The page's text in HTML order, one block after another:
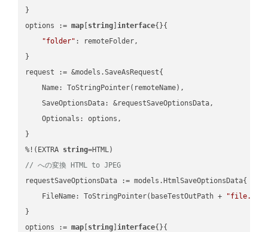
}
options := map string ]interface{}{
"folder" : remoteFolder,
}
request := &models.SaveAsRequest{
    Name: ToStringPointer(remoteName),
    SaveOptionsData: &requestSaveOptionsData,
    Optionals: options,
}
%!(EXTRA string
// への変換 HTML to JPEG
requestSaveOptionsData := models.HtmlSaveOptionsData{
    FileName: ToStringPointer(baseTestOutPath +
}
options := map string ]interface{}{